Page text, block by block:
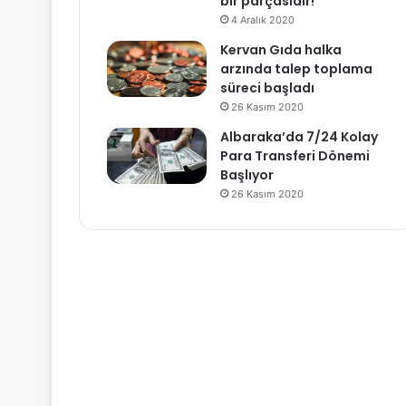
4 Aralık 2020
Kervan Gıda halka
arzında talep toplama
süreci başladı
26 Kasım 2020
Albaraka’da 7/24 Kolay
Para Transferi Dönemi
Başlıyor
26 Kasım 2020